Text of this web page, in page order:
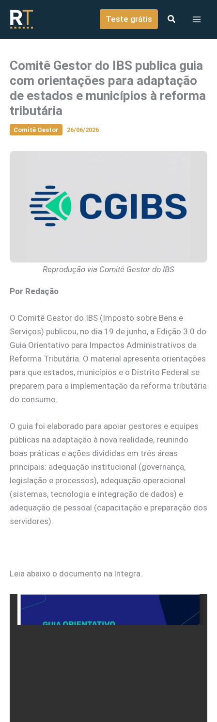
conteúdo
Teste grátis
Comitê Gestor do IBS publica guia
com orientações para adaptação
de estados e municípios à reforma
tributária
Comitê Gestor 26/06/2026
Reprodução via Comitê Gestor do IBS
Por Redação
O Comitê Gestor do IBS (Imposto sobre Bens e
Serviços) publicou, no dia 19 de junho, a Edição 3.0 do
Guia Orientativo para Impactos Administrativos da
Reforma Tributária. O material apresenta orientações
para que estados, municípios e o Distrito Federal se
preparem para a implementação da reforma tributária
do consumo.
O guia foi elaborado para apoiar gestores e equipes
públicas na adaptação à nova realidade, reunindo
boas práticas e ações divididas em três áreas
principais: adequação institucional (governança,
legislação e processos), adequação operacional
(sistemas, tecnologia e integração de dados) e
adequação de pessoal (capacitação e preparação dos
servidores).
Leia abaixo o documento na íntegra.